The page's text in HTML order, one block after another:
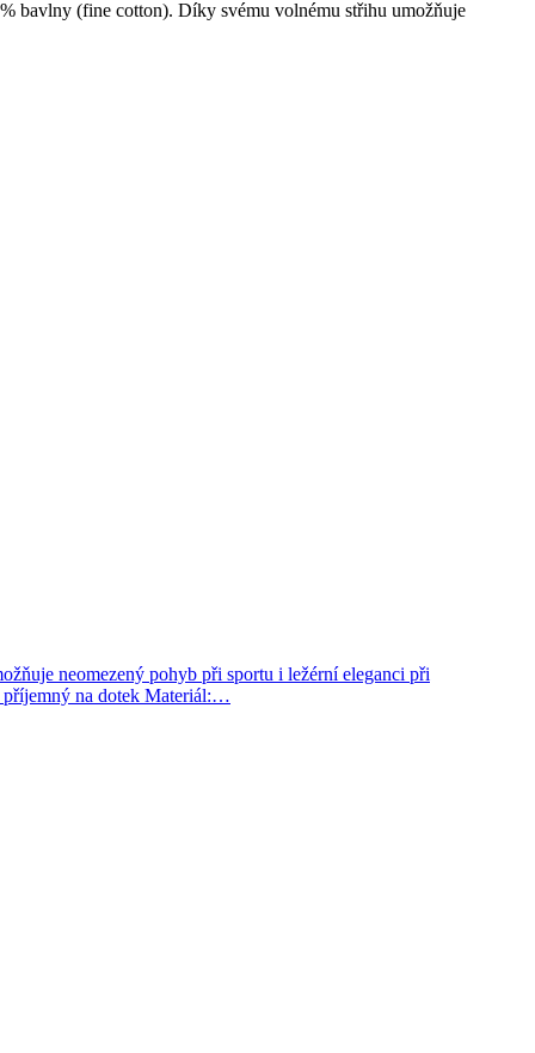
bavlny (fine cotton). Díky svému volnému střihu umožňuje
neomezený pohyb při sportu i ležérní eleganci při
příjemný na dotek Materiál:…